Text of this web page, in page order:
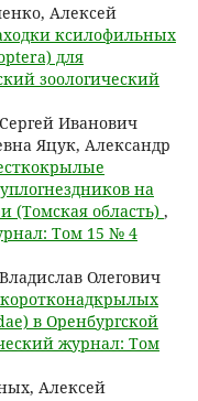
Алексей
ксилофильных
для
зоологический
Иванович
Яцук, Александр
на
(Томская область) ,
Том 15 № 4
Олегович
в Оренбургской
журнал: Том
Алексей